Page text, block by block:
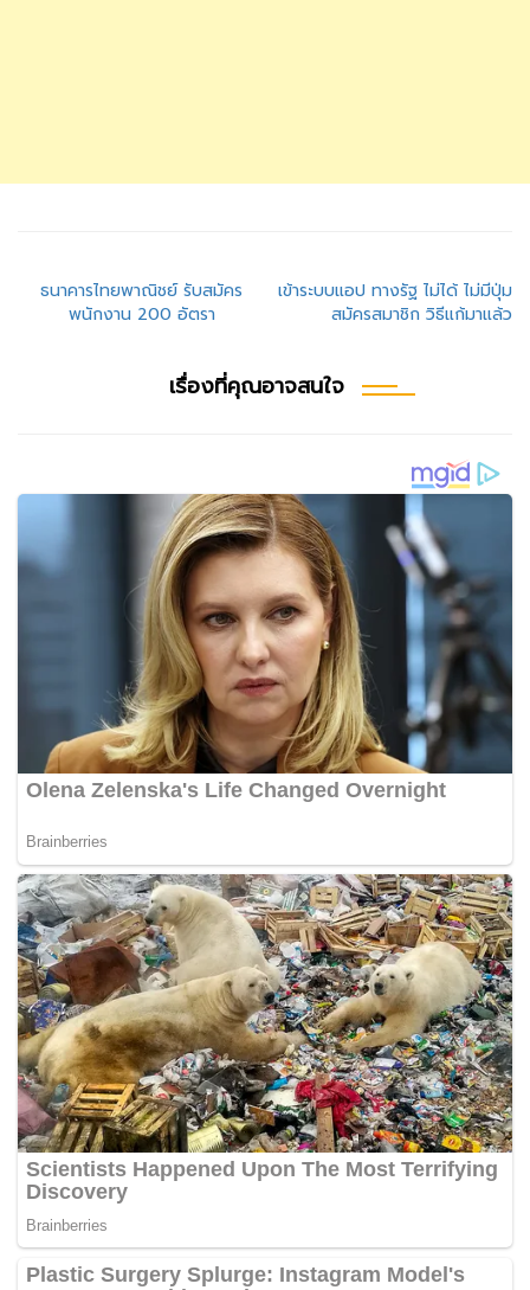
แนะแนว
เรื่อง
ธนาคารไทยพาณิชย์ รับสมัคร
พนักงาน 200 อัตรา
เข้าระบบแอป ทางรัฐ ไม่ได้ ไม่มีปุ่ม
สมัครสมาชิก วิธีแก้มาแล้ว
เรื่องที่คุณอาจสนใจ